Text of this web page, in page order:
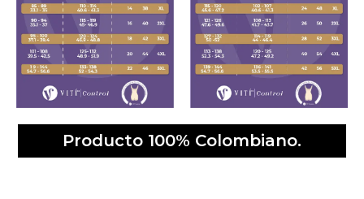
Producto 100% Colombiano.